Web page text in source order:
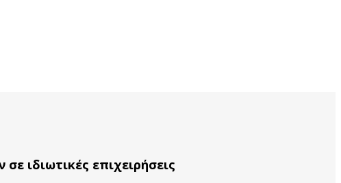
ιδιωτικές επιχειρήσεις